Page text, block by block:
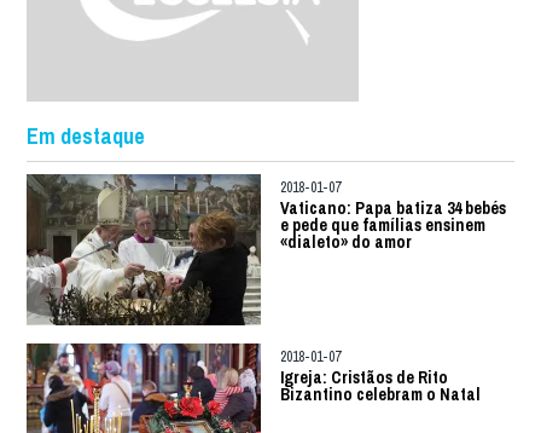
Em destaque
2018-01-07
Vaticano: Papa batiza 34 bebés
e pede que famílias ensinem
«dialeto» do amor
2018-01-07
Igreja: Cristãos de Rito
Bizantino celebram o Natal